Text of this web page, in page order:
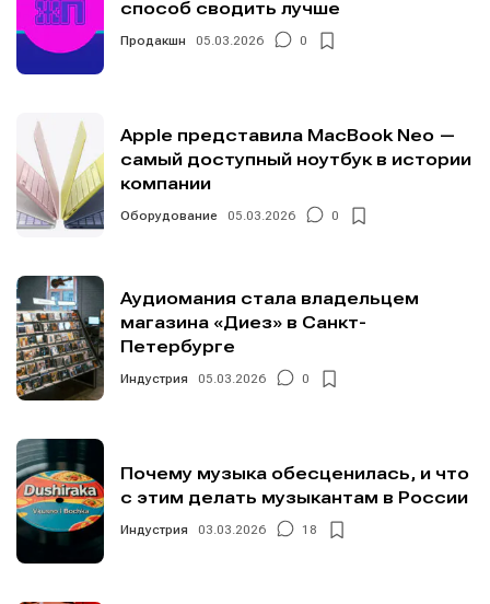
способ сводить лучше
Продакшн 05.03.2026 0
Apple представила MacBook Neo —
самый доступный ноутбук в истории
компании
Оборудование 05.03.2026 0
Аудиомания стала владельцем
магазина «Диез» в Санкт-
Петербурге
Индустрия 05.03.2026 0
Почему музыка обесценилась, и что
с этим делать музыкантам в России
Индустрия 03.03.2026 18